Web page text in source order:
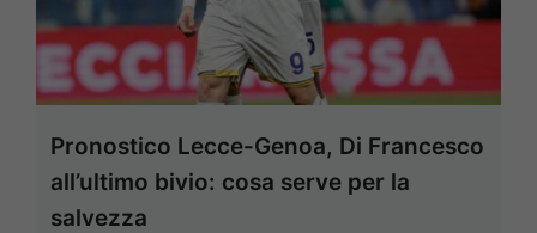
Pronostico Lecce-Genoa, Di Francesco
all’ultimo bivio: cosa serve per la
salvezza